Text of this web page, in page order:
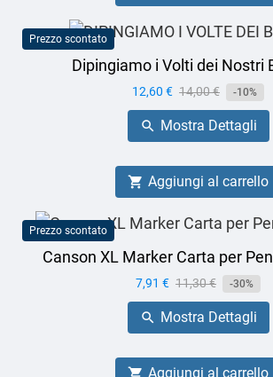
Prezzo scontato
Dipingiamo i Volti dei Nostri
Prezzo
12,60 € Prezzo
base
14,00 € -10%
 Mostra Dettagli
 Aggiungi al carrello
Prezzo scontato
Canson XL Marker Carta per
Prezzo
7,91 € Prezzo
base
11,30 € -30%
 Mostra Dettagli
 Aggiungi al carrello